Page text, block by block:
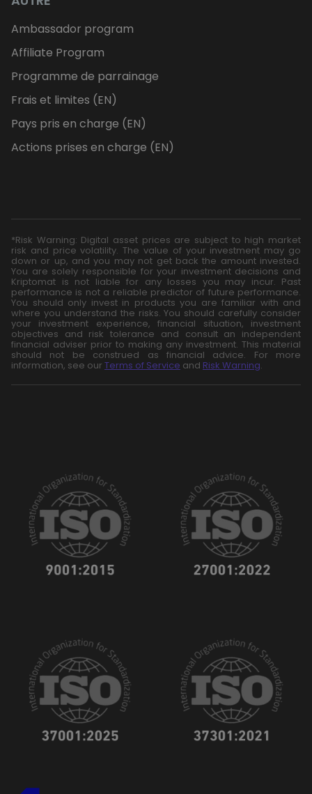
Ambassador program
Affiliate Program
Programme de parrainage
Frais et limites (EN)
Pays pris en charge (EN)
Actions prises en charge (EN)
*Risk Warning: Digital asset prices are subject to high market
risk and price volatility. The value of your investment may go
down or up, and you may not get back the amount invested.
You are solely responsible for your investment decisions and
Kriptomat is not liable for any losses you may incur. Past
performance is not a reliable predictor of future performance.
You should only invest in products you are familiar with and
where you understand the risks. You should carefully consider
your investment experience, financial situation, investment
objectives and risk tolerance and consult an independent
financial adviser prior to making any investment. This material
should not be construed as financial advice. For more
information, see our Terms of Service and Risk Warning.